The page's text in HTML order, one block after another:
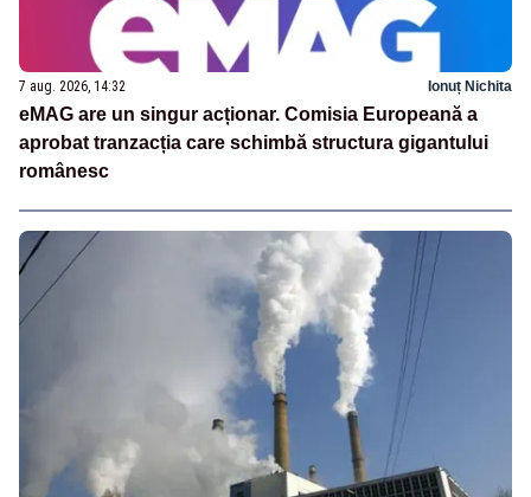
7 aug. 2026, 14:32 Ionuț Nichita
eMAG are un singur acționar. Comisia Europeană a
aprobat tranzacția care schimbă structura gigantului
românesc